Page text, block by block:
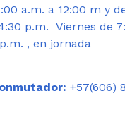
a.m. a 12:00 m y
p.m. Viernes de
, en jornada
+57(606)